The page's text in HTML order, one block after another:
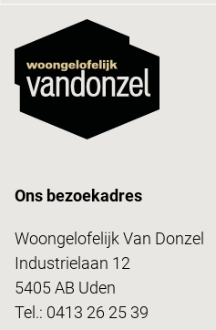
Ons bezoekadres
Woongelofelijk Van Donzel
Industrielaan 12
5405 AB Uden
Tel.: 0413 26 25 39